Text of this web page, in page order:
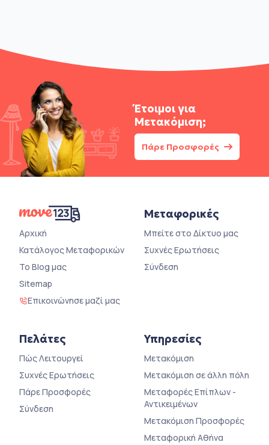
Έτοιμοι για
Μετακόμιση;
Πάρε Προσφορές
Αρχική
Κατάλογος Μεταφορικών
Το Blog μας
Sitemap
Επικοινώνησε μαζί μας
Μεταφορικές
Μπείτε στο Δίκτυο μας
Συχνές Ερωτήσεις
Σύνδεση
Πελάτες
Πώς Λειτουργεί
Συχνές Ερωτήσεις
Πάρε Προσφορές
Σύνδεση
Υπηρεσίες
Μετακόμιση
Μετακόμιση σε άλλη πόλη
Μεταφορές Επίπλων -
Αντικειμένων
Μετακόμιση Προσφορές
Μεταφορική Αθήνα